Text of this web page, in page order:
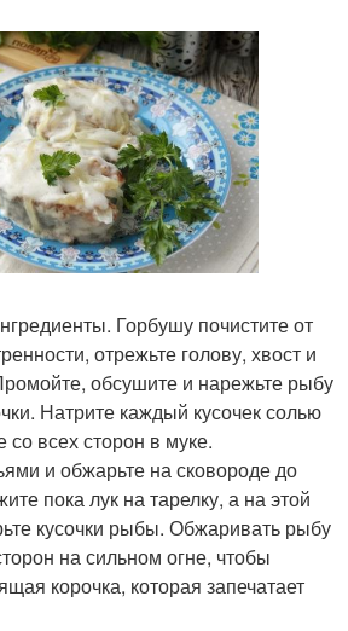
Горбушу почистите от
отрежьте голову, хвост и
обсушите и нарежьте рыбу
Натрите каждый кусочек солью
всех сторон в муке.
и обжарьте на сковороде до
пока лук на тарелку, а на этой
кусочки рыбы. Обжаривать рыбу
на сильном огне, чтобы
корочка, которая запечатает